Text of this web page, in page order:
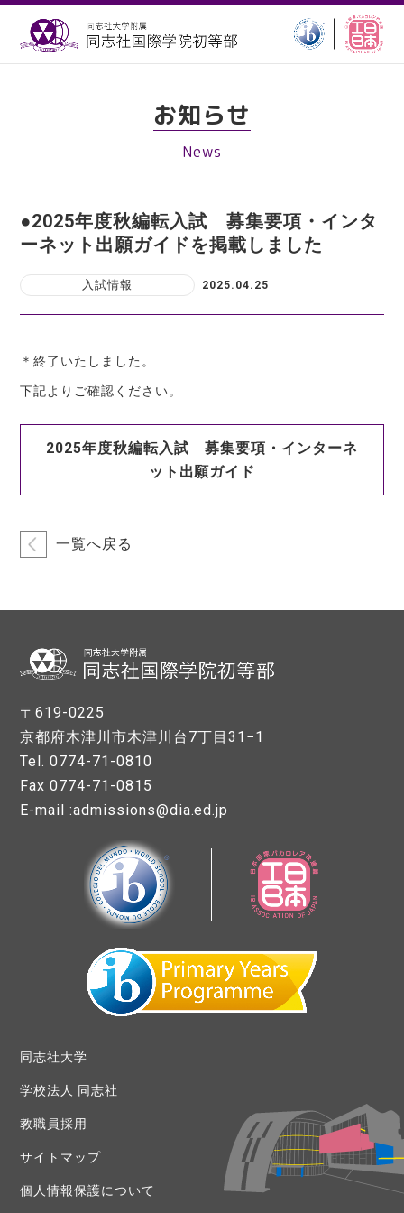
お知らせ
News
●2025年度秋編転入試 募集要項・インタ
ーネット出願ガイドを掲載しました
入試情報 2025.04.25
＊終了いたしました。
下記よりご確認ください。
2025年度秋編転入試 募集要項・インターネ
ット出願ガイド
一覧へ戻る
〒619-0225
京都府木津川市木津川台7丁目31−1
Tel. 0774-71-0810
Fax 0774-71-0815
E-mail :admissions@dia.ed.jp
同志社大学
学校法人 同志社
教職員採用
サイトマップ
個人情報保護について